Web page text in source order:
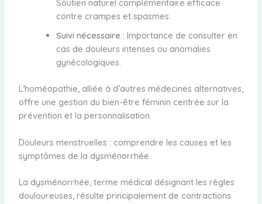
Soutien naturel complémentaire efficace
contre crampes et spasmes.
Suivi nécessaire : Importance de consulter en
cas de douleurs intenses ou anomalies
gynécologiques.
L’homéopathie, alliée à d’autres médecines alternatives,
offre une gestion du bien-être féminin centrée sur la
prévention et la personnalisation.
Douleurs menstruelles : comprendre les causes et les
symptômes de la dysménorrhée
La dysménorrhée, terme médical désignant les règles
douloureuses, résulte principalement de contractions